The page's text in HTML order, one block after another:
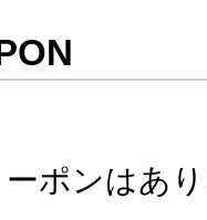
はスマートフォ
リ内のクーポン
ポンはあり